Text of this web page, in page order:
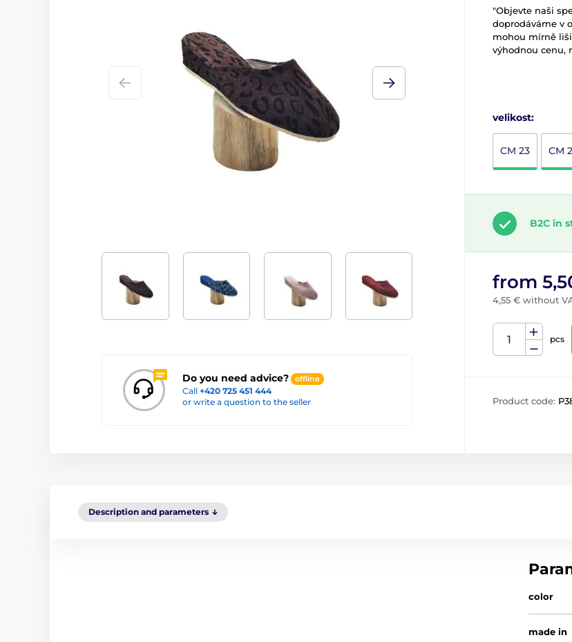
Do you need advice? offline
Call +420 725 451 444
or write a question to the seller
"Objevte naši
doprodáváme v
mohou mírně
výhodnou cenu,
velikost:
CM 23 CM
B2C in
from
4,55 € without
pcs
Product code:
Description and parameters
color
made in